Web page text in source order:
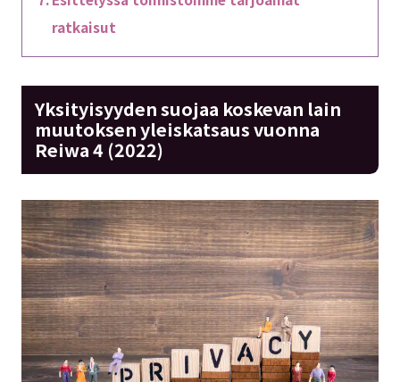
ratkaisut
Yksityisyyden suojaa koskevan lain
muutoksen yleiskatsaus vuonna
Reiwa 4 (2022)